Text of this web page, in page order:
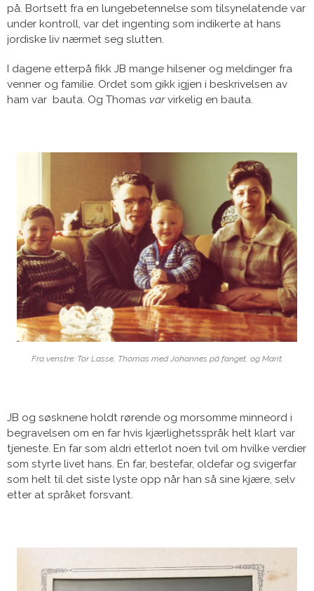
på. Bortsett fra en lungebetennelse som tilsynelatende var
under kontroll, var det ingenting som indikerte at hans
jordiske liv nærmet seg slutten.
I dagene etterpå fikk JB mange hilsener og meldinger fra
venner og familie. Ordet som gikk igjen i beskrivelsen av
ham var bauta. Og Thomas varvirkelig en bauta.
Fra venstre: Tor Lasse, Thomas med Johannes på fanget, og Marit.
JB og søsknene holdt rørende og morsomme minneord i
begravelsen om en far hvis kjærlighetsspråk helt klart var
tjeneste. En far som aldri etterlot noen tvil om hvilke verdier
som styrte livet hans. En far, bestefar, oldefar og svigerfar
som helt til det siste lyste opp når han så sine kjære, selv
etter at språket forsvant.